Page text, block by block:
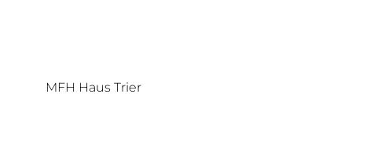
MFH Haus Trier